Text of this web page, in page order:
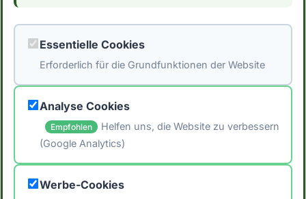
kalorienbewussten Ernährung hilfreich sein.
*Hinweis: Die Daten stammen aus der
[Schweizer Nährwertdatenbank]
(https://naehrwertdaten.ch/de/).*
🖨️ Artikel drucken
Essentielle Cookies
Erforderlich für die Grundfunktionen der Website
Analyse Cookies
Empfohlen
Helfen uns, die Website zu verbessern
(Google Analytics)
Werbe-Cookies